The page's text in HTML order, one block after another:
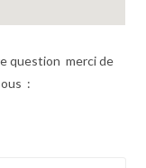
question merci de
: